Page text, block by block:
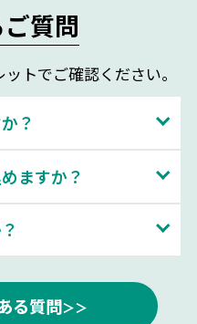
質問
トでご確認ください。
？
ますか？
る質問